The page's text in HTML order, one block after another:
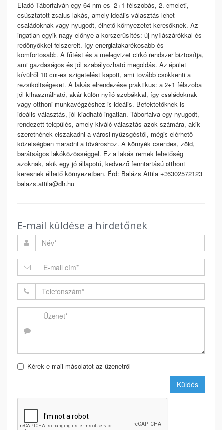
Eladó Táborfalván egy 64 nm-es, 2+1 félszobás, 2. emeleti,
csúsztatott zsalus lakás, amely ideális választás lehet
családoknak vagy nyugodt, élhető környezetet keresőknek. Az
ingatlan egyik nagy előnye a korszerűsítés: új nyílászárókkal és
redőnyökkel felszerelt, így energiatakarékosabb és
komfortosabb. A fűtést és a melegvizet cirkó rendszer biztosítja,
ami gazdaságos és jól szabályozható megoldás. Az épület
kívülről 10 cm-es szigetelést kapott, ami tovább csökkenti a
rezsiköltségeket. A lakás elrendezése praktikus: a 2+1 félszoba
jól kihasználható, akár külön nyíló szobákkal, így családoknak
vagy otthoni munkavégzéshez is ideális. Befektetőknek is
ideális választás, jól kiadható ingatlan. Táborfalva egy nyugodt,
rendezett település, amely kiváló választás azok számára, akik
szeretnének elszakadni a városi nyüzsgéstől, mégis elérhető
közelségben maradni a fővároshoz. A környék csendes, zöld,
barátságos lakóközösséggel. Ez a lakás remek lehetőség
azoknak, akik egy jó állapotú, kedvező fenntartású otthont
keresnek élhető környezetben. Érd: Balázs Attila +36302572123
balazs.attila@dh.hu
E-mail küldése a hirdetőnek
Kérek e-mail másolatot az üzenetről
Küldés